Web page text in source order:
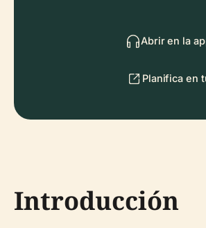
Abrir en la
Planifica en
Introducción